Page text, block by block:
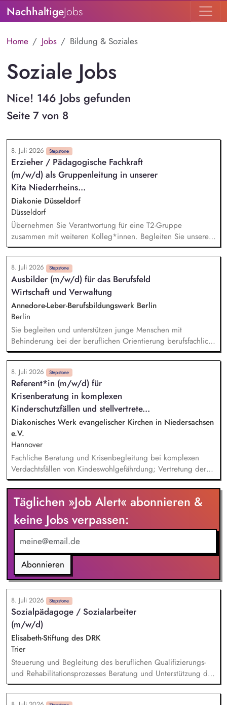
NachhaltigeJobs
Home Jobs Bildung & Soziales
Soziale Jobs
Nice! 146 Jobs gefunden
Seite 7 von 8
8. Juli 2026 Stepstone
Erzieher / Pädagogische Fachkraft
(m/w/d) als Gruppenleitung in unserer
Kita Niederrheins...
Diakonie Düsseldorf
Düsseldorf
Übernehmen Sie Verantwortung für eine T2-Gruppe
zusammen mit weiteren Kolleg*innen. Begleiten Sie unsere
Kinder im Alter von 0–3 Jahren in ihrer Entwicklung, und
gestalten Sie mit ihnen pädagogische Prozesse und
bereichern Sie die offen gestaltete Pädagogik in der
Einrichtung. Berücksichtigen Sie die Wünsche, Interessen
und Fähigkeiten der Kinder in der pädagogischen Arbeit. Sie
wirken an einer starken und verlässlichen partnerschaftlichen
Elternarbeit mit.
8. Juli 2026 Stepstone
Ausbilder (m/w/d) für das Berufsfeld
Wirtschaft und Verwaltung
Annedore-Leber-Berufsbildungswerk Berlin
Berlin
Sie begleiten und unterstützen junge Menschen mit
Behinderung bei der beruflichen Orientierung berufsfachlich
und persönlich. Sie fördern die Entwicklung sozialer
Kompetenzen wie Teamfähigkeit, Kommunikationsverhalten
und Konfliktlösung als Grundlage für eine erfolgreiche
Integration in Ausbildung und Beruf. Sie schätzen
Ausbildungsreife und Berufseignung realistisch ein und
bringen Ihre Beobachtungen konstruktiv in den Förderprozess
ein. Sie motivieren zu selbstständigem Arbeiten und
unterstützen die Teilnehmenden dabei, eine realistische
Einschätzung ihrer individuellen Leistungsfähigkeit zu
entwickeln.
8. Juli 2026 Stepstone
Referent*in (m/w/d) für
Krisenberatung in komplexen
Kinderschutzfällen und stellvertrete...
Diakonisches Werk evangelischer Kirchen in Niedersachsen
e.V.
Hannover
Fachliche Beratung und Krisenbegleitung bei komplexen
Verdachtsfällen von Kindeswohlgefährdung; Vertretung der
Fachberatung evangelischer Kindertageseinrichtungen und
der pädagogischen Perspektive in einem interdisziplinären
Krisengremium. Fachliche Unterstützung von Trägern,
Leitungen und Fachberatungen im Krisenfall bei
Risikoeinschätzungen sowie der Planung, Umsetzung und
Dokumentation von Maßnahmen. Ableitung, Konzeption und
Weiterentwicklung bedarfsgerechter Fortbildungsangebote
auf Basis der Erfahrungen aus der Krisenberatung sowie der
direkten Rückmeldungen von Trägern, Leitungen und
Fachberatungen. Wahrnehmung von Leitungsaufgaben als
stellvertretende Bereichsleitung bei Abwesenheit der
Bereichsleitung.
Täglichen »Job Alert« abonnieren &
keine Jobs verpassen:
Abonnieren
8. Juli 2026 Stepstone
Sozialpädagoge / Sozialarbeiter
(m/w/d)
Elisabeth-Stiftung des DRK
Trier
Steuerung und Begleitung des beruflichen Qualifizierungs-
und Rehabilitationsprozesses Beratung und Unterstützung der
Teilnehmenden in persönlichen, sozialen und beruflichen
Fragestellungen Unterstützung bei Krisen- und